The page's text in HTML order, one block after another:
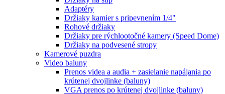
Adaptéry
Držiaky kamier s pripevnením 1/4"
Rohové držiaky
Držiaky pre rýchlootočné kamery (Speed Dome)
Držiaky na podvesené stropy
Kamerové puzdra
Video baluny
Prenos videa a audia + zasielanie napájania po
krútenej dvojlinke (baluny)
VGA prenos po krútenej dvojlinke (baluny)